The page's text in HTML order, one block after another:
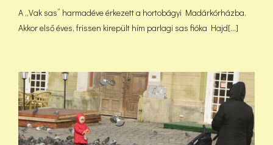
A „Vak sas” harmadéve érkezett a hortobágyi Madárkórházba.
Akkor első éves, frissen kirepült hím parlagi sas fióka Hajd[...]